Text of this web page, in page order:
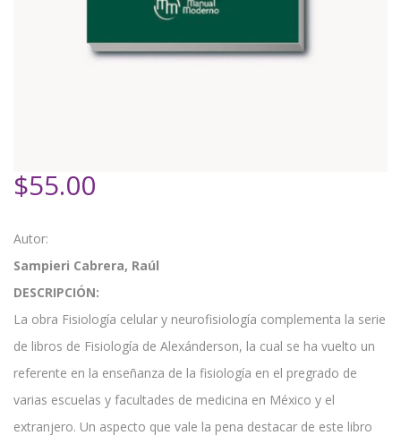
$55.00
Autor:
Sampieri Cabrera, Raúl
DESCRIPCIÓN:
La obra Fisiología celular y neurofisiología complementa la serie
de libros de Fisiología de Alexánderson, la cual se ha vuelto un
referente en la enseñanza de la fisiología en el pregrado de
varias escuelas y facultades de medicina en México y el
extranjero. Un aspecto que vale la pena destacar de este libro